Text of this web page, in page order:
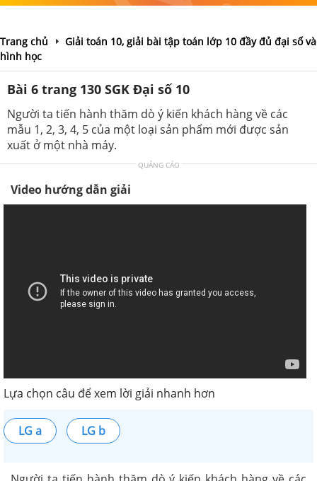
Trang chủ
Giải toán 10, giải bài tập toán lớp 10 đầy đủ đại số và
hình học
Bài 6 trang 130 SGK Đại số 10
Người ta tiến hành thăm dò ý kiến khách hàng về các
mẫu 1, 2, 3, 4, 5 của một loại sản phẩm mới được sản
xuất ở một nhà máy.
QUẢNG CÁO
Video hướng dẫn giải
Lựa chọn câu để xem lời giải nhanh hơn
LG a LG b